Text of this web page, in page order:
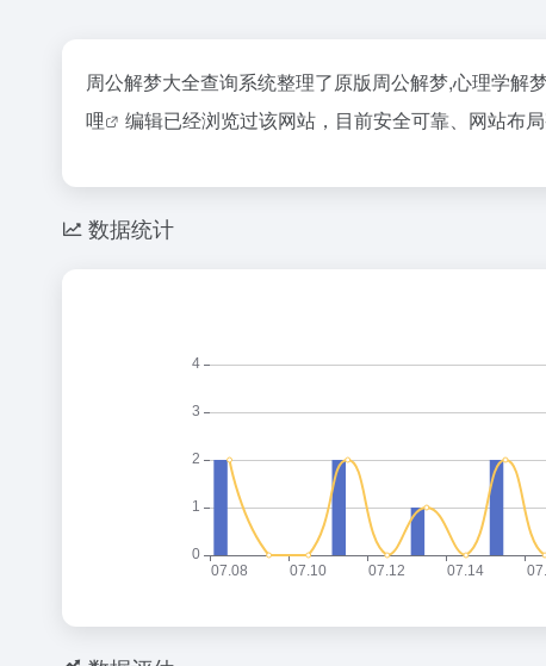
周公解梦大全查询系统整理了原版周公解梦,心理学解
哩
编辑已经浏览过该网站，目前安全可靠、网站布
数据统计